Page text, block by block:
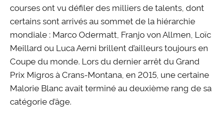
courses ont vu défiler des milliers de talents, dont
certains sont arrivés au sommet de la hiérarchie
mondiale : Marco Odermatt, Franjo von Allmen, Loïc
Meillard ou Luca Aerni brillent d’ailleurs toujours en
Coupe du monde. Lors du dernier arrêt du Grand
Prix Migros à Crans-Montana, en 2015, une certaine
Malorie Blanc avait terminé au deuxième rang de sa
catégorie d’âge.